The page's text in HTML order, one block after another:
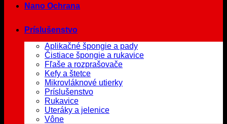
Nano Ochrana
Príslušenstvo
Aplikačné špongie a pady
Čistiace špongie a rukavice
Fľaše a rozprašovače
Kefy a štetce
Mikrovláknové utierky
Príslušenstvo
Rukavice
Uteráky a jelenice
Vône